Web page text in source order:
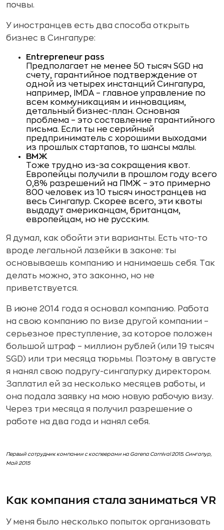
почвы.
У иностранцев есть два способа открыть
бизнес в Сингапуре:
Entrepreneur pass
Предполагает не менее 50 тысяч SGD на
счету, гарантийное подтверждение от
одной из четырех инстанций Сингапура,
например, IMDA – главное управление по
всем коммуникациям и инновациям,
детальный бизнес-план. Основная
проблема – это составление гарантийного
письма. Если ты не серийный
предприниматель с хорошими выходами
из прошлых стартапов, то шансы малы.
ВМЖ
Тоже трудно из-за сокращения квот.
Европейцы получили в прошлом году всего
0,8% разрешений на ПМЖ – это примерно
800 человек из 10 тысяч иностранцев на
весь Сингапур. Скорее всего, эти квоты
выдадут американцам, британцам,
европейцам, но не русским.
Я думал, как обойти эти варианты. Есть что-то
вроде легальной лазейки в законе: ты
основываешь компанию и нанимаешь себя. Так
делать можно, это законно, но не
приветствуется.
В июне 2014 года я основал компанию. Работа
на свою компанию по визе другой компании –
серьезное преступление, за которое положен
большой штраф – миллион рублей (или 19 тысяч
SGD) или три месяца тюрьмы. Поэтому в августе
я нанял свою подругу-сингапурку директором.
Заплатил ей за несколько месяцев работы, и
она подала заявку на мою новую рабочую визу.
Через три месяца я получил разрешение о
работе на два года и нанял себя.
Первый сотрудник компании с коспеерами на Garena Carnival 2015. Сингапур,
Май 2015
Как компания стала заниматься VR
У меня было несколько попыток организовать